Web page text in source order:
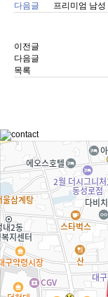
다음글
프리미엄 남성
이전글
다음글
목록